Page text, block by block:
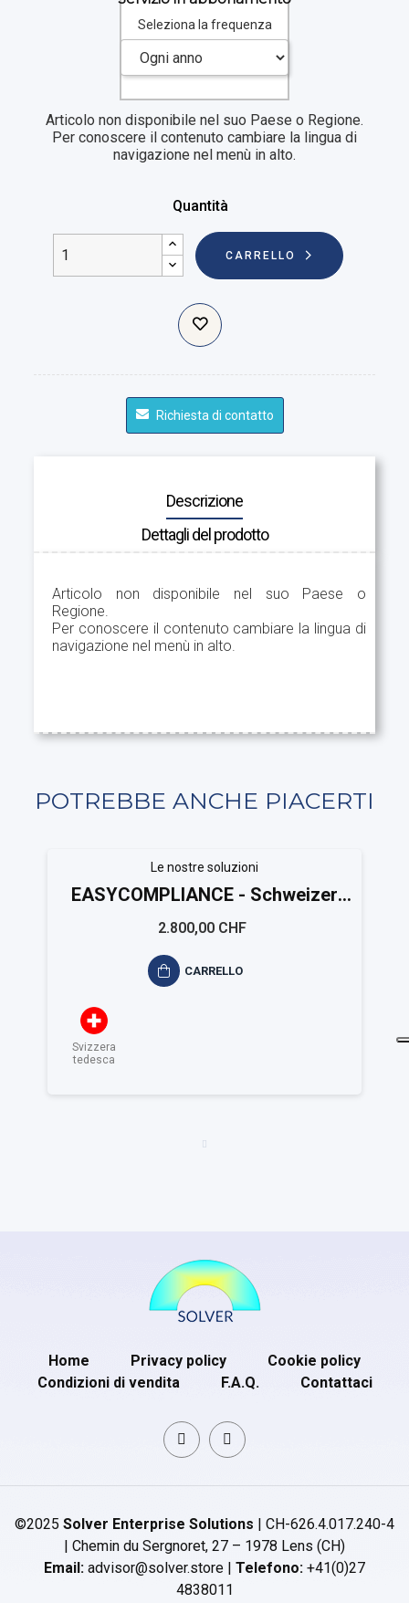
Seleziona la frequenza
Articolo non disponibile nel suo Paese o Regione.
Per conoscere il contenuto cambiare la lingua di
navigazione nel menù in alto.
Quantità
CARRELLO
Richiesta di contatto
Descrizione
Dettagli del prodotto
Articolo non disponibile nel suo Paese o
Regione.
Per conoscere il contenuto cambiare la lingua di
navigazione nel menù in alto.
POTREBBE ANCHE PIACERTI
Le nostre soluzioni
EASYCOMPLIANCE - Schweizer
Kantonen
2.800,00 CHF
CARRELLO
Svizzera
tedesca
Home Privacy policy
Cookie policy
Condizioni di vendita
F.A.Q. Contattaci
©2025 Solver Enterprise Solutions | CH-626.4.017.240-4
| Chemin du Sergnoret, 27 – 1978 Lens (CH)
Email: advisor@solver.store | Telefono: +41(0)27
4838011